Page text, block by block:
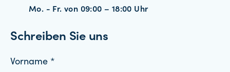
Mo. - Fr. von 09:00 – 18:00 Uhr
Schreiben Sie uns
Vorname *